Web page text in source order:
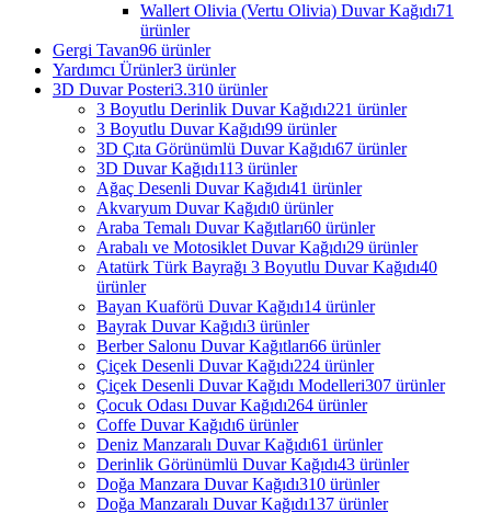
Wallert Olivia (Vertu Olivia) Duvar Kağıdı71
ürünler
Gergi Tavan96 ürünler
Yardımcı Ürünler3 ürünler
3D Duvar Posteri3.310 ürünler
3 Boyutlu Derinlik Duvar Kağıdı221 ürünler
3 Boyutlu Duvar Kağıdı99 ürünler
3D Çıta Görünümlü Duvar Kağıdı67 ürünler
3D Duvar Kağıdı113 ürünler
Ağaç Desenli Duvar Kağıdı41 ürünler
Akvaryum Duvar Kağıdı0 ürünler
Araba Temalı Duvar Kağıtları60 ürünler
Arabalı ve Motosiklet Duvar Kağıdı29 ürünler
Atatürk Türk Bayrağı 3 Boyutlu Duvar Kağıdı40
ürünler
Bayan Kuaförü Duvar Kağıdı14 ürünler
Bayrak Duvar Kağıdı3 ürünler
Berber Salonu Duvar Kağıtları66 ürünler
Çiçek Desenli Duvar Kağıdı224 ürünler
Çiçek Desenli Duvar Kağıdı Modelleri307 ürünler
Çocuk Odası Duvar Kağıdı264 ürünler
Coffe Duvar Kağıdı6 ürünler
Deniz Manzaralı Duvar Kağıdı61 ürünler
Derinlik Görünümlü Duvar Kağıdı43 ürünler
Doğa Manzara Duvar Kağıdı310 ürünler
Doğa Manzaralı Duvar Kağıdı137 ürünler